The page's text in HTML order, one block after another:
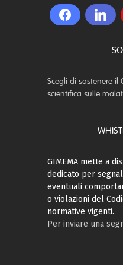
Scegli di sostenere il
scientifica sulle
GIMEMA mette a
dedicato per
eventuali
o violazioni del
normative vigenti.
Per inviare una